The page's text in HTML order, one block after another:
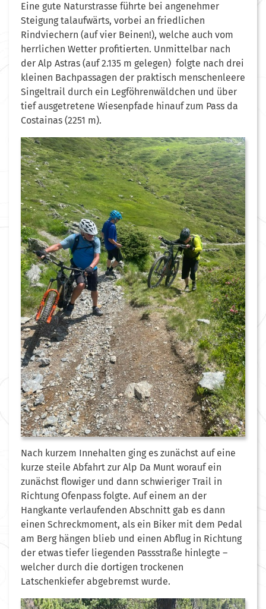
Eine gute Naturstrasse führte bei angenehmer
Steigung talaufwärts, vorbei an friedlichen
Rindviechern (auf vier Beinen!), welche auch vom
herrlichen Wetter profitierten. Unmittelbar nach
der Alp Astras (auf 2.135 m gelegen) folgte nach drei
kleinen Bachpassagen der praktisch menschenleere
Singeltrail durch ein Legföhrenwäldchen und über
tief ausgetretene Wiesenpfade hinauf zum Pass da
Costainas (2251 m).
Nach kurzem Innehalten ging es zunächst auf eine
kurze steile Abfahrt zur Alp Da Munt worauf ein
zunächst flowiger und dann schwieriger Trail in
Richtung Ofenpass folgte. Auf einem an der
Hangkante verlaufenden Abschnitt gab es dann
einen Schreckmoment, als ein Biker mit dem Pedal
am Berg hängen blieb und einen Abflug in Richtung
der etwas tiefer liegenden Passstraße hinlegte –
welcher durch die dortigen trockenen
Latschenkiefer abgebremst wurde.